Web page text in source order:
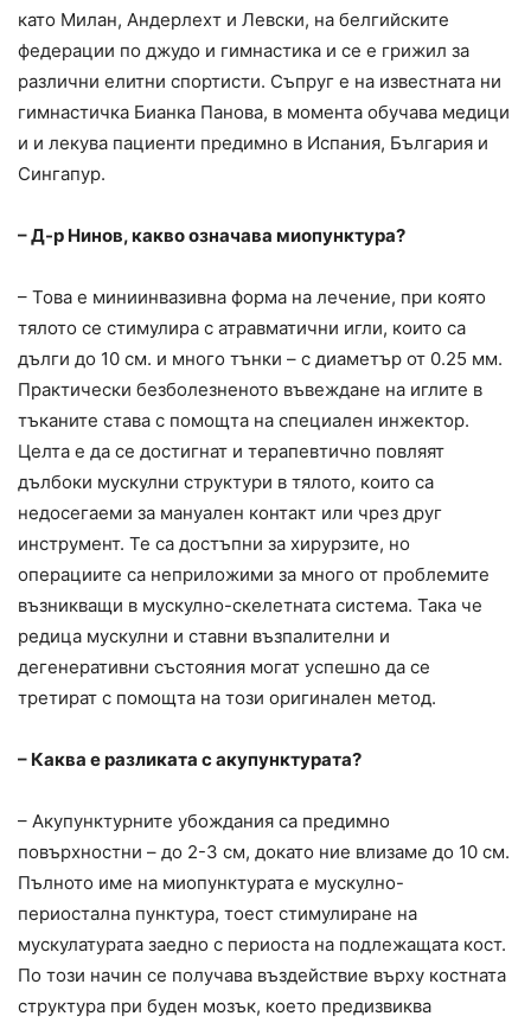
като Милан, Андерлехт и Левски, на белгийските
федерации по джудо и гимнастика и се е грижил за
различни елитни спортисти. Съпруг е на известната ни
гимнастичка Бианка Панова, в момента обучава медици
и и лекува пациенти предимно в Испания, България и
Сингапур.
– Д-р Нинов, какво означава миопунктура?
– Това е миниинвазивна форма на лечение, при която
тялото се стимулира с атравматични игли, които са
дълги до 10 см. и много тънки – с диаметър от 0.25 мм.
Практически безболезненото въвеждане на иглите в
тъканите става с помощта на специален инжектор.
Целта е да се достигнат и терапевтично повляят
дълбоки мускулни структури в тялото, които са
недосегаеми за мануален контакт или чрез друг
инструмент. Те са достъпни за хирурзите, но
операциите са неприложими за много от проблемите
възникващи в мускулно-скелетната система. Така че
редица мускулни и ставни възпалителни и
дегенеративни състояния могат успешно да се
третират с помощта на този оригинален метод.
– Каква е разликата с акупунктурата?
– Акупунктурните убождания са предимно
повърхностни – до 2-3 см, докато ние влизаме до 10 см.
Пълното име на миопунктурата е мускулно-
периостална пунктура, тоест стимулиране на
мускулатурата заедно с периоста на подлежащата кост.
По този начин се получава въздействие върху костната
структура при буден мозък, което предизвиква